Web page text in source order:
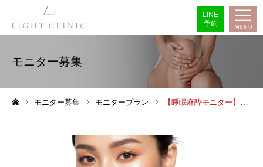
LINE
予約
モニター募集
モニター募集 モニタープラン 【睡眠麻酔モニター】水光注射（ハイコックス）